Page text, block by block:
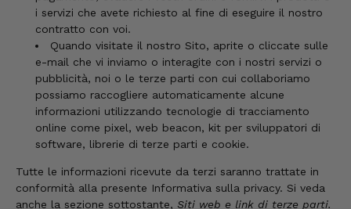
i servizi che avete richiesto al fine di eseguire il nostro
contratto con voi.
Quando visitate il nostro Sito, aprite o cliccate sulle
e-mail che vi inviamo o interagite con i nostri servizi o
pubblicità, noi o le terze parti con cui collaboriamo
possiamo raccogliere automaticamente alcune
informazioni utilizzando tecnologie di tracciamento
online come pixel, web beacon, kit per sviluppatori di
software, librerie di terze parti e cookie.
Tutte le informazioni ricevute da terzi saranno trattate in
conformità alla presente Informativa sulla privacy. Si veda
anche la sezione sottostante, Siti web e link di terze parti.